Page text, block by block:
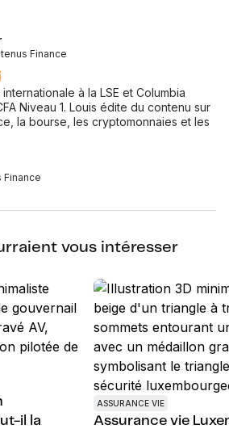
Finance
Finance
à la LSE et Columbia
Niveau 1. Louis édite du contenu sur
la bourse, les cryptomonnaies et les
vous intéresser
il la
ASSURANCE VIE
Assurance vie